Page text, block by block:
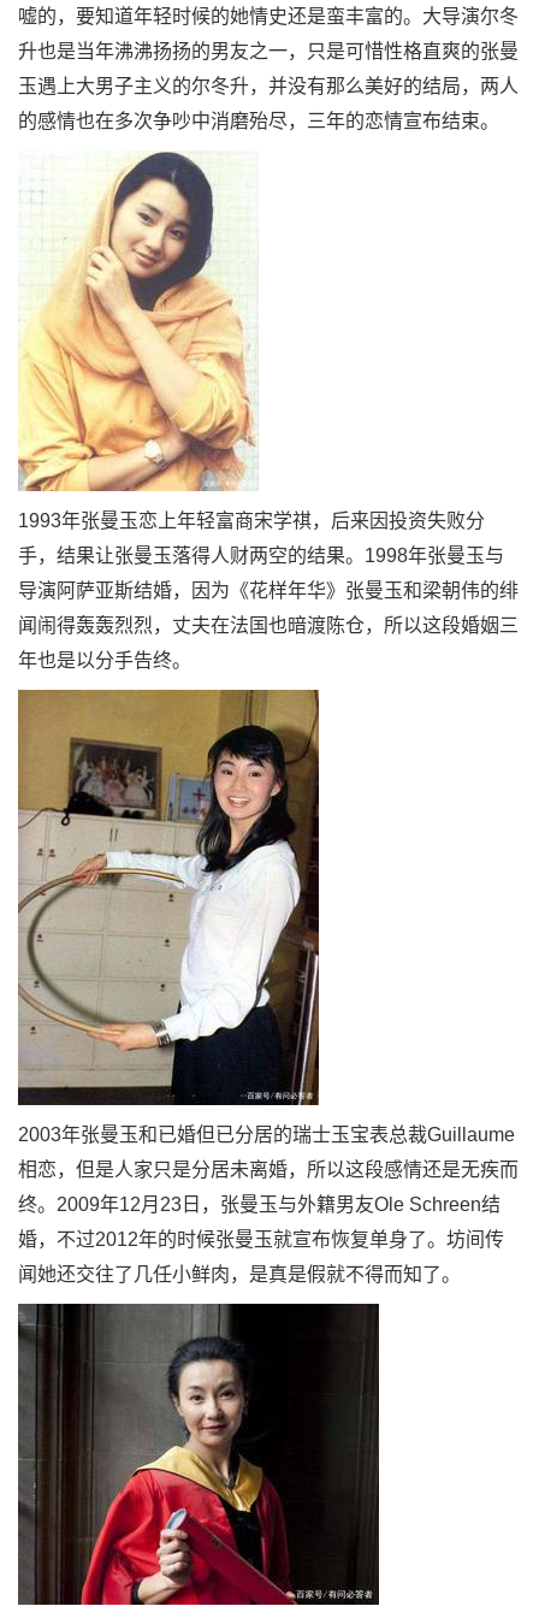
嘘的，要知道年轻时候的她情史还是蛮丰富的。大导演尔冬
升也是当年沸沸扬扬的男友之一，只是可惜性格直爽的张曼
玉遇上大男子主义的尔冬升，并没有那么美好的结局，两人
的感情也在多次争吵中消磨殆尽，三年的恋情宣布结束。
1993年张曼玉恋上年轻富商宋学祺，后来因投资失败分
手，结果让张曼玉落得人财两空的结果。1998年张曼玉与
导演阿萨亚斯结婚，因为《花样年华》张曼玉和梁朝伟的绯
闻闹得轰轰烈烈，丈夫在法国也暗渡陈仓，所以这段婚姻三
年也是以分手告终。
2003年张曼玉和已婚但已分居的瑞士玉宝表总裁Guillaume
相恋，但是人家只是分居未离婚，所以这段感情还是无疾而
终。2009年12月23日，张曼玉与外籍男友Ole Schreen结
婚，不过2012年的时候张曼玉就宣布恢复单身了。坊间传
闻她还交往了几任小鲜肉，是真是假就不得而知了。